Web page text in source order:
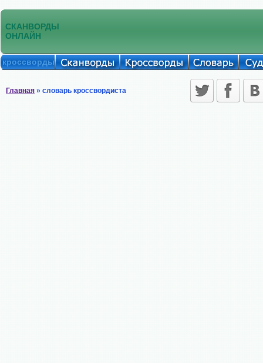
СКАНВОРДЫ
ОНЛАЙН
кроссворды
Главная » словарь кроссвордиста